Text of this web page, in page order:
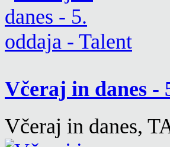
Včeraj in danes -
Včeraj in danes,